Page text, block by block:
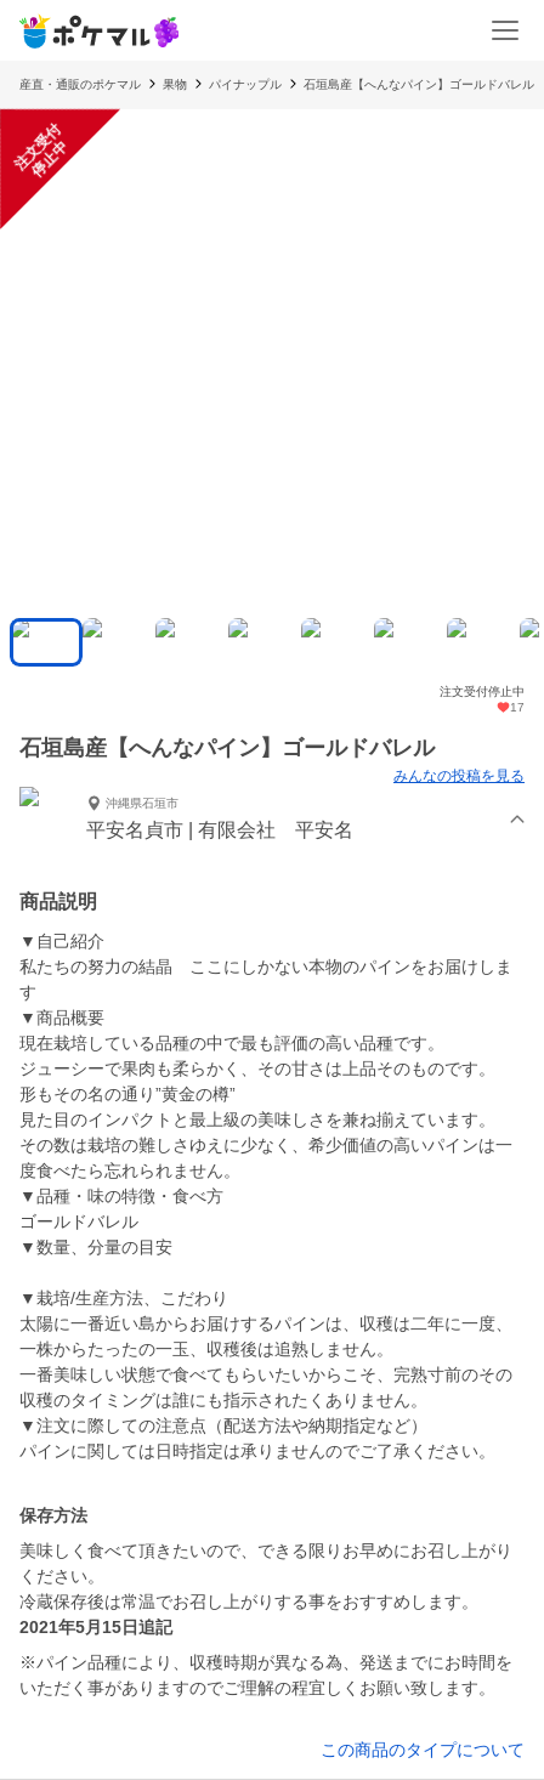
産直・通販のポケマル 果物 パイナップル 石垣島産【へんなパイン】ゴールドバレル
注
文
受
付
停
止
中
注文受付停止中
17
石垣島産【へんなパイン】ゴールドバレル
みんなの投稿を見る
沖縄県石垣市
平安名貞市 | 有限会社 平安名
商品説明
▼自己紹介
私たちの努力の結晶 ここにしかない本物のパインをお届けしま
す
▼商品概要
現在栽培している品種の中で最も評価の高い品種です。
ジューシーで果肉も柔らかく、その甘さは上品そのものです。
形もその名の通り”黄金の樽”
見た目のインパクトと最上級の美味しさを兼ね揃えています。
その数は栽培の難しさゆえに少なく、希少価値の高いパインは一
度食べたら忘れられません。
▼品種・味の特徴・食べ方
ゴールドバレル
▼数量、分量の目安
▼栽培/生産方法、こだわり
太陽に一番近い島からお届けするパインは、収穫は二年に一度、
一株からたったの一玉、収穫後は追熟しません。
一番美味しい状態で食べてもらいたいからこそ、完熟寸前のその
収穫のタイミングは誰にも指示されたくありません。
▼注文に際しての注意点（配送方法や納期指定など）
パインに関しては日時指定は承りませんのでご了承ください。
保存方法
美味しく食べて頂きたいので、できる限りお早めにお召し上がり
ください。
冷蔵保存後は常温でお召し上がりする事をおすすめします。
2021年5月15日追記
※パイン品種により、収穫時期が異なる為、発送までにお時間を
いただく事がありますのでご理解の程宜しくお願い致します。
この商品のタイプについて